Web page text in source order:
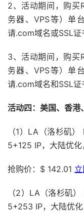
2、活动期间，购买
务器、VPS等）单
请.com域名或SSL证
3、活动期间，购买
务器、VPS等）单
请.com域名和SSL证
活动四：美国、香港
（1）LA（洛杉矶
5+125 IP，大陆优化
抢购价：$ 142.01
（2）LA（洛杉矶
5+253 IP，大陆优化